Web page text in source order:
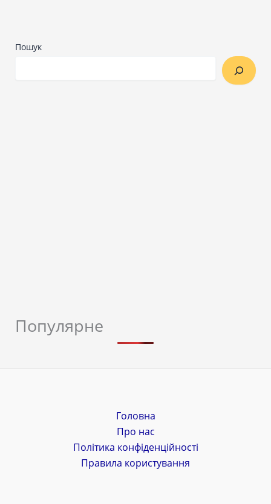
Пошук
Популярне
Головна
Про нас
Політика конфіденційності
Правила користування